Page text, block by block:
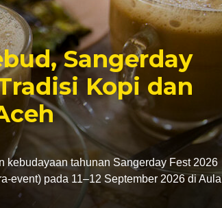
Sangerday
Kopi dan
kebudayaan tahunan Sangerday Fest 2026
event) pada 11–12 September 2026 di Aula